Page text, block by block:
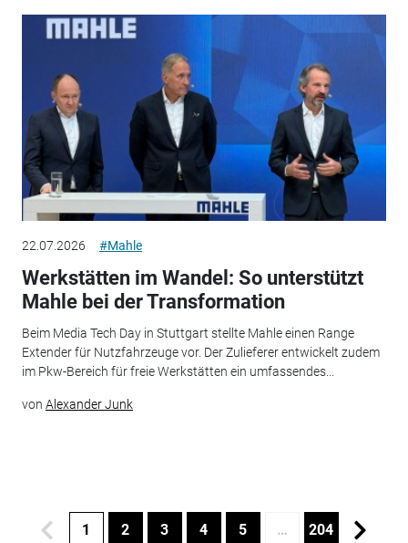
22.07.2026 #Mahle
Werkstätten im Wandel: So unterstützt
Mahle bei der Transformation
Beim Media Tech Day in Stuttgart stellte Mahle einen Range
Extender für Nutzfahrzeuge vor. Der Zulieferer entwickelt zudem
im Pkw-Bereich für freie Werkstätten ein umfassendes...
von Alexander Junk
1 2 3 4 5 … 204